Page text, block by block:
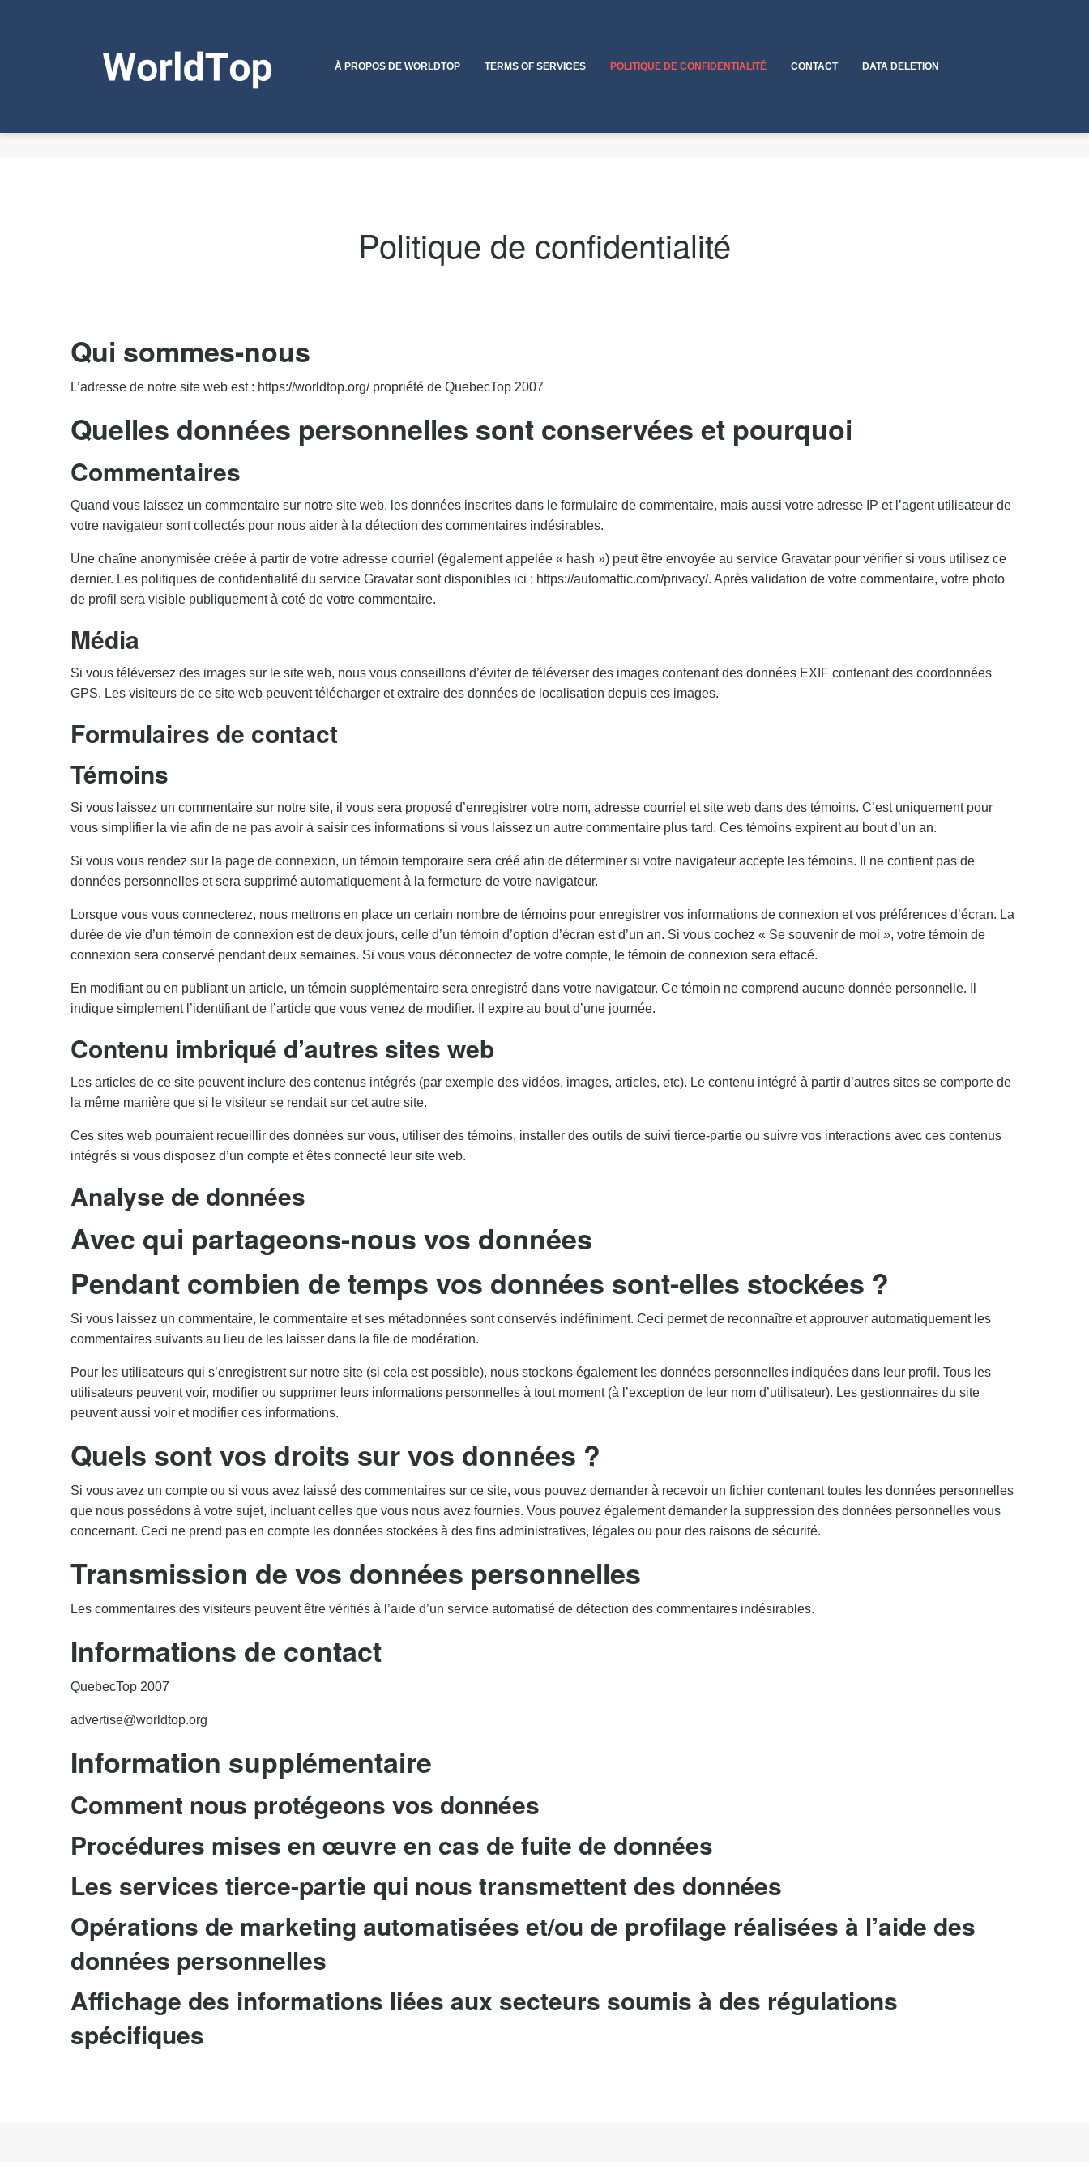
À PROPOS DE WORLDTOP TERMS OF SERVICES POLITIQUE DE CONFIDENTIALITÉ CONTACT DATA DELETION
Politique de confidentialité
Qui sommes-nous
L’adresse de notre site web est : https://worldtop.org/ propriété de QuebecTop 2007
Quelles données personnelles sont conservées et pourquoi
Commentaires
Quand vous laissez un commentaire sur notre site web, les données inscrites dans le formulaire de commentaire, mais aussi votre adresse IP et l’agent utilisateur de
votre navigateur sont collectés pour nous aider à la détection des commentaires indésirables.
Une chaîne anonymisée créée à partir de votre adresse courriel (également appelée « hash ») peut être envoyée au service Gravatar pour vérifier si vous utilisez ce
dernier. Les politiques de confidentialité du service Gravatar sont disponibles ici : https://automattic.com/privacy/. Après validation de votre commentaire, votre photo
de profil sera visible publiquement à coté de votre commentaire.
Média
Si vous téléversez des images sur le site web, nous vous conseillons d’éviter de téléverser des images contenant des données EXIF contenant des coordonnées
GPS. Les visiteurs de ce site web peuvent télécharger et extraire des données de localisation depuis ces images.
Formulaires de contact
Témoins
Si vous laissez un commentaire sur notre site, il vous sera proposé d’enregistrer votre nom, adresse courriel et site web dans des témoins. C’est uniquement pour
vous simplifier la vie afin de ne pas avoir à saisir ces informations si vous laissez un autre commentaire plus tard. Ces témoins expirent au bout d’un an.
Si vous vous rendez sur la page de connexion, un témoin temporaire sera créé afin de déterminer si votre navigateur accepte les témoins. Il ne contient pas de
données personnelles et sera supprimé automatiquement à la fermeture de votre navigateur.
Lorsque vous vous connecterez, nous mettrons en place un certain nombre de témoins pour enregistrer vos informations de connexion et vos préférences d’écran. La
durée de vie d’un témoin de connexion est de deux jours, celle d’un témoin d’option d’écran est d’un an. Si vous cochez « Se souvenir de moi », votre témoin de
connexion sera conservé pendant deux semaines. Si vous vous déconnectez de votre compte, le témoin de connexion sera effacé.
En modifiant ou en publiant un article, un témoin supplémentaire sera enregistré dans votre navigateur. Ce témoin ne comprend aucune donnée personnelle. Il
indique simplement l’identifiant de l’article que vous venez de modifier. Il expire au bout d’une journée.
Contenu imbriqué d’autres sites web
Les articles de ce site peuvent inclure des contenus intégrés (par exemple des vidéos, images, articles, etc). Le contenu intégré à partir d’autres sites se comporte de
la même manière que si le visiteur se rendait sur cet autre site.
Ces sites web pourraient recueillir des données sur vous, utiliser des témoins, installer des outils de suivi tierce-partie ou suivre vos interactions avec ces contenus
intégrés si vous disposez d’un compte et êtes connecté leur site web.
Analyse de données
Avec qui partageons-nous vos données
Pendant combien de temps vos données sont-elles stockées ?
Si vous laissez un commentaire, le commentaire et ses métadonnées sont conservés indéfiniment. Ceci permet de reconnaître et approuver automatiquement les
commentaires suivants au lieu de les laisser dans la file de modération.
Pour les utilisateurs qui s’enregistrent sur notre site (si cela est possible), nous stockons également les données personnelles indiquées dans leur profil. Tous les
utilisateurs peuvent voir, modifier ou supprimer leurs informations personnelles à tout moment (à l’exception de leur nom d’utilisateur). Les gestionnaires du site
peuvent aussi voir et modifier ces informations.
Quels sont vos droits sur vos données ?
Si vous avez un compte ou si vous avez laissé des commentaires sur ce site, vous pouvez demander à recevoir un fichier contenant toutes les données personnelles
que nous possédons à votre sujet, incluant celles que vous nous avez fournies. Vous pouvez également demander la suppression des données personnelles vous
concernant. Ceci ne prend pas en compte les données stockées à des fins administratives, légales ou pour des raisons de sécurité.
Transmission de vos données personnelles
Les commentaires des visiteurs peuvent être vérifiés à l’aide d’un service automatisé de détection des commentaires indésirables.
Informations de contact
QuebecTop 2007
advertise@worldtop.org
Information supplémentaire
Comment nous protégeons vos données
Procédures mises en œuvre en cas de fuite de données
Les services tierce-partie qui nous transmettent des données
Opérations de marketing automatisées et/ou de profilage réalisées à l’aide des
données personnelles
Affichage des informations liées aux secteurs soumis à des régulations
spécifiques